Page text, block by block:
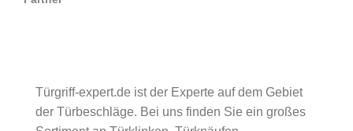
Türgriff-expert.de ist der Experte auf dem Gebiet
der Türbeschläge. Bei uns finden Sie ein großes